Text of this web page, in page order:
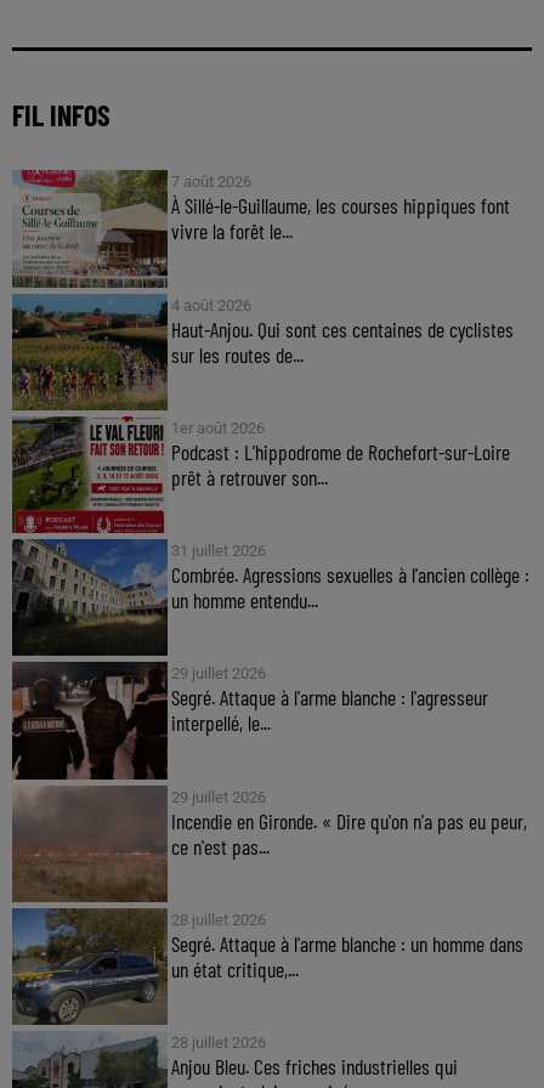
FIL INFOS
7 août 2026
À Sillé-le-Guillaume, les courses hippiques font
vivre la forêt le...
4 août 2026
Haut-Anjou. Qui sont ces centaines de cyclistes
sur les routes de...
1er août 2026
Podcast : L’hippodrome de Rochefort-sur-Loire
prêt à retrouver son...
31 juillet 2026
Combrée. Agressions sexuelles à l'ancien collège :
un homme entendu...
29 juillet 2026
Segré. Attaque à l'arme blanche : l'agresseur
interpellé, le...
29 juillet 2026
Incendie en Gironde. « Dire qu'on n'a pas eu peur,
ce n'est pas...
28 juillet 2026
Segré. Attaque à l'arme blanche : un homme dans
un état critique,...
28 juillet 2026
Anjou Bleu. Ces friches industrielles qui